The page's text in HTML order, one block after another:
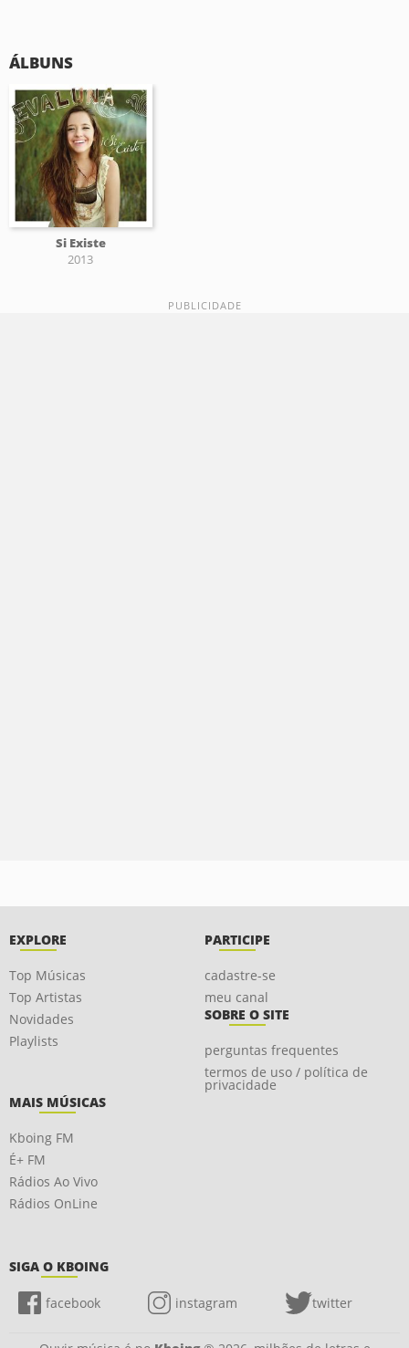
ÁLBUNS
Si Existe
2013
EXPLORE
Top Músicas
Top Artistas
Novidades
Playlists
PARTICIPE
cadastre-se
meu canal
SOBRE O SITE
perguntas frequentes
termos de uso / política de
privacidade
MAIS MÚSICAS
Kboing FM
É+ FM
Rádios Ao Vivo
Rádios OnLine
SIGA O KBOING
facebook instagram twitter